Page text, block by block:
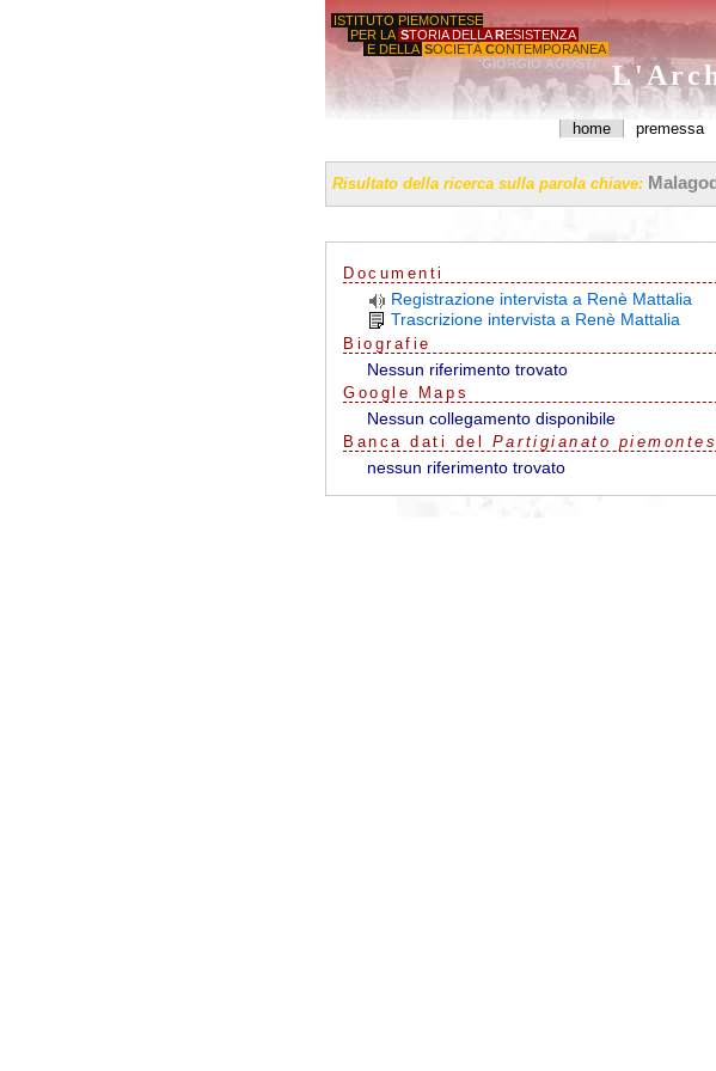
ISTITUTO PIEMONTESE
PER LA STORIA DELLA RESISTENZA
E DELLA SOCIETÀ CONTEMPORANEA
'GIORGIO AGOSTI'
home premessa
Risultato della ricerca sulla parola chiave:
Documenti
Registrazione intervista a Renè Mattalia
Trascrizione intervista a Renè Mattalia
Biografie
Nessun riferimento trovato
G oo g e Maps
Nessun collegamento disponibile
Banca dati del Partigianato
nessun riferimento trovato